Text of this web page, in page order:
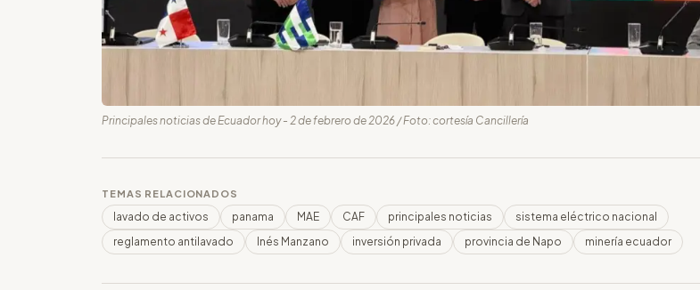
Principales noticias de Ecuador hoy - 2 de febrero de 2026 / Foto: cortesía Cancillería
TEMAS RELACIONADOS
lavado de activos panama MAE CAF principales noticias
sistema eléctrico nacional
reglamento antilavado
Inés Manzano inversión privada provincia de Napo minería ecuador